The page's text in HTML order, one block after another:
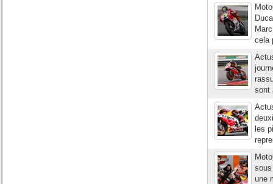
cela
sont
les
une